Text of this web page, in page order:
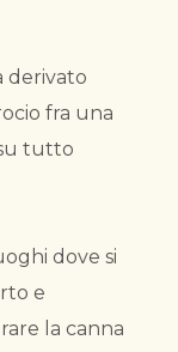
derivato
fra una
tutto
dove si
e
la canna